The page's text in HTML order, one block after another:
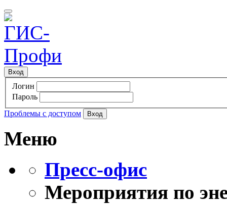
Вход
Логин
Пароль
Проблемы с доступом
Меню
Пресс-офис
Мероприятия по